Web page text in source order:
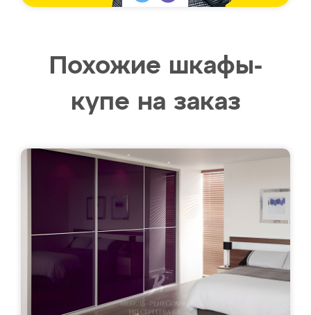
Похожие шкафы-
купе на заказ